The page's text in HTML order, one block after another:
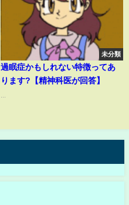
未分類
過眠症かもしれない特徴ってあ
ります?【精神科医が回答】